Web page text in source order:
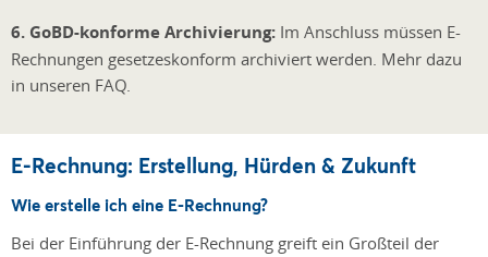
6. GoBD-konforme Archivierung: Im Anschluss müssen E-
Rechnungen gesetzeskonform archiviert werden. Mehr dazu
in unseren FAQ.
E-Rechnung: Erstellung, Hürden & Zukunft
Wie erstelle ich eine E-Rechnung?
Bei der Einführung der E-Rechnung greift ein Großteil der